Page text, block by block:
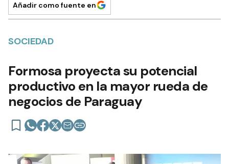
Añadir como fuente en
SOCIEDAD
Formosa proyecta su potencial
productivo en la mayor rueda de
negocios de Paraguay